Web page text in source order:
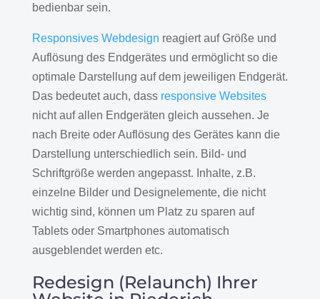
bedienbar sein.
Responsives Webdesign reagiert auf Größe und
Auflösung des Endgerätes und ermöglicht so die
optimale Darstellung auf dem jeweiligen Endgerät.
Das bedeutet auch, dass responsive Websites
nicht auf allen Endgeräten gleich aussehen. Je
nach Breite oder Auflösung des Gerätes kann die
Darstellung unterschiedlich sein. Bild- und
Schriftgröße werden angepasst. Inhalte, z.B.
einzelne Bilder und Designelemente, die nicht
wichtig sind, können um Platz zu sparen auf
Tablets oder Smartphones automatisch
ausgeblendet werden etc.
Redesign (Relaunch) Ihrer